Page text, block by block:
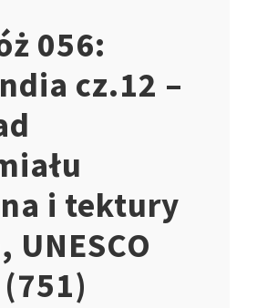
056:
cz.12 –
i tektury
UNESCO